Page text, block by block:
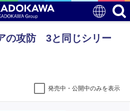
の攻防 3と同じシリー
発売中・公開中のみを表示